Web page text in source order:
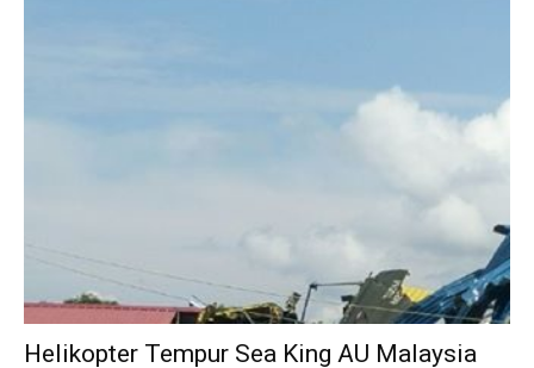
Helikopter Tempur Sea King AU Malaysia